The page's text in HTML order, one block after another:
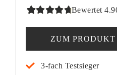
4.90
basierend
Bewertet
ZUM PRODUKT
3-fach Testsieger